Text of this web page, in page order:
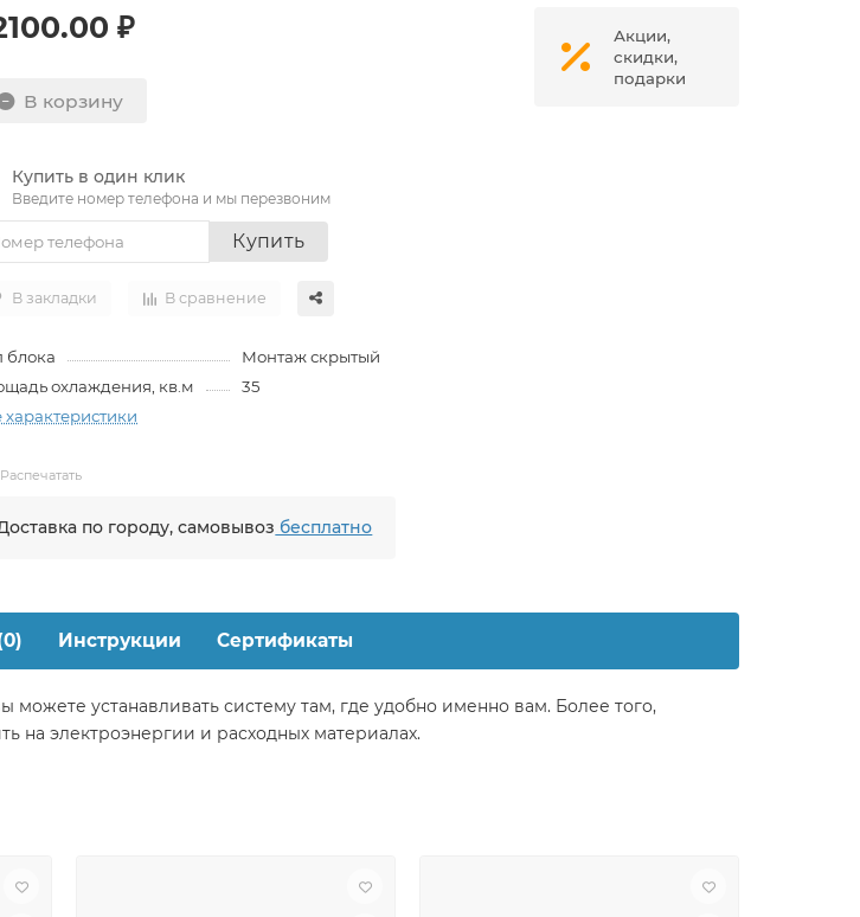
₽
В корзину
Купить в один клик
Введите номер телефона и мы перезвоним
Купить
В закладки В сравнение
блока
Монтаж скрытый
охлаждения, кв.м
35
характеристики
Распечатать
по городу, самовывоз бесплатно
Акции,
скидки,
подарки
Инструкции Сертификаты
устанавливать систему там, где удобно именно вам. Более того,
на электроэнергии и расходных материалах.